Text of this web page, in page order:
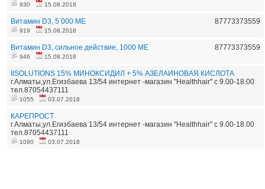
930 15.08.2018
Витамин D3, 5 000 МЕ 87773373559
919 15.08.2018
Витамин D3, сильное действие, 1000 МЕ 87773373559
946 15.08.2018
IISOLUTIONS 15% МИНОКСИДИЛ + 5% АЗЕЛАИНОВАЯ КИСЛОТА
г.Алматы,ул.Егизбаева 13/54 интернет -магазин "Healthhair" с 9.00-18.00
тел.87054437111
1055 03.07.2018
КАРЕПРОСТ
г.Алматы,ул.Егизбаева 13/54 интернет -магазин "Healthhair" с 9.00-18.00
тел.87054437111
1090 03.07.2018